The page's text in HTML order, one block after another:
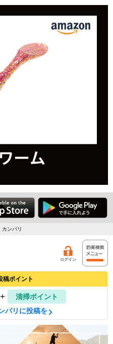
カンパリ
ログイン
稿ポイント
+
清掃ポイント
パリに投稿を